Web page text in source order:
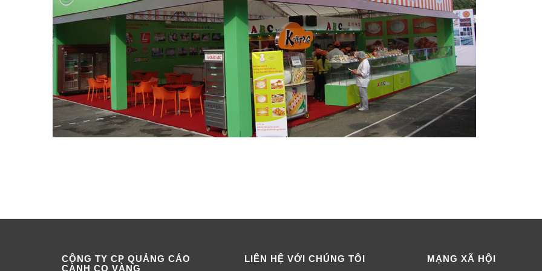
CÔNG TY CP QUẢNG CÁO
CÀNH CỌ VÀNG
LIÊN HỆ VỚI CHÚNG TÔI MẠNG XÃ HỘI